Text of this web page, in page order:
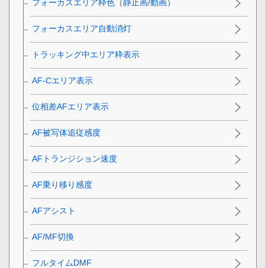
フォーカスエリア枠色 （静止画/動画）
フォーカスエリア自動消灯
トラッキング中エリア枠表示
AF-Cエリア表示
位相差AFエリア表示
AF被写体追従感度
AFトランジション速度
AF乗り移り感度
AFアシスト
AF/MF切換
フルタイムDMF